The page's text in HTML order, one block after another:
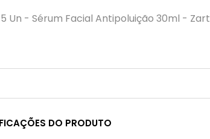
Un - Sérum Facial Antipoluição 30ml - Zart
DO PRODUTO